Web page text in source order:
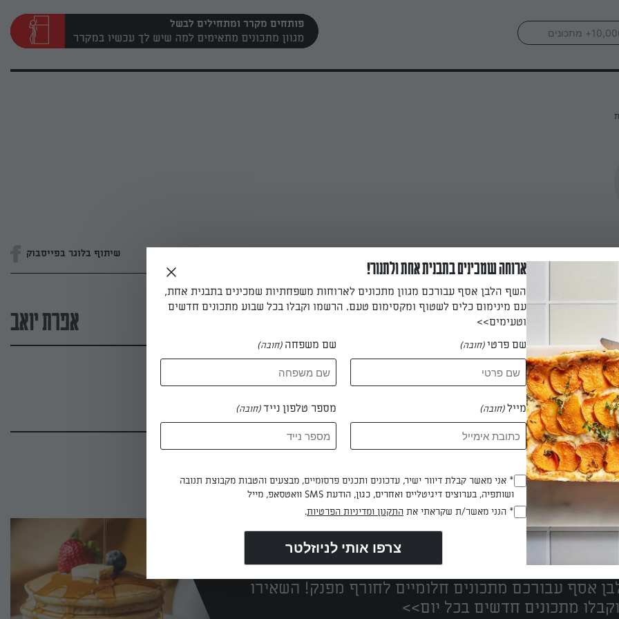
פותחים מקרר ומתחילים לבשל
שיתוף בלוגר בפייסבוק
אפרת יואב
אפרת יואב
הכי טעימים במקום אחד!
אסף עבורכם מתכונים חלומיים לחורף מפנק! השאירו
מתכונים חדשים בכל יום>>
ארוחה שמכינים בתבנית אחת ולתנור!
השף הלבן אסף עבורכם מגוון מתכונים לארוחות משפחתיות שמכינים בתבנית אחת,
עם מינימום כלים לשטוף ומקסימום טעם. הרשמו וקבלו בכל שבוע מתכונים חדשים
וטעימים>>
שם פרטי(חובה) שם משפחה (חובה)
מייל(חובה) מספר טלפון נייד(חובה)
(חובה)
* אני מאשר קבלת דיוור ישיר, עדכונים ותכנים פרסומיים, מבצעים והטבות מקבוצת תנובה
ושותפיה, בערוצים דיגיטליים ואחרים, כגון, הודעת SMS וואטסאפ, מייל
(חובה)
* הנני מאשר/ת שקראתי את התקנון ומדיניות הפרטיות.